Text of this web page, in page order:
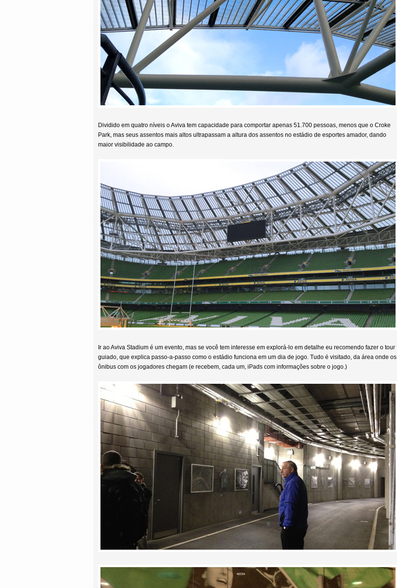
Dividido em quatro níveis o Aviva tem capacidade para comportar apenas 51.700 pessoas, menos que o Croke
Park, mas seus assentos mais altos ultrapassam a altura dos assentos no estádio de esportes amador, dando
maior visibilidade ao campo.
Ir ao Aviva Stadium é um evento, mas se você tem interesse em explorá-lo em detalhe eu recomendo fazer o tour
guiado, que explica passo-a-passo como o estádio funciona em um dia de jogo. Tudo é visitado, da área onde os
ônibus com os jogadores chegam (e recebem, cada um, iPads com informações sobre o jogo.)